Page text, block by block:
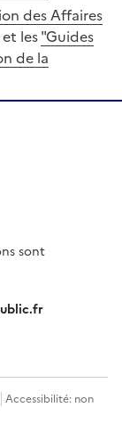
des Affaires
et les"Guides
de la
sont
Accessibilité: non